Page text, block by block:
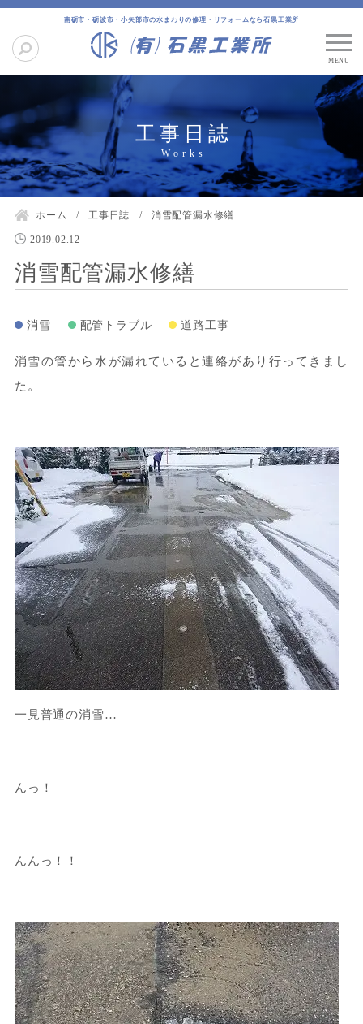
南砺市・砺波市・小矢部市の水まわりの修理・リフォームなら石黒工業所
工事日誌
ホーム 工事日誌 消雪配管漏水修繕
2019.02.12
消雪配管漏水修繕
消雪 配管トラブル 道路工事
消雪の管から水が漏れていると連絡があり行ってきまし
た。
一見普通の消雪…
んっ！
んんっ！！